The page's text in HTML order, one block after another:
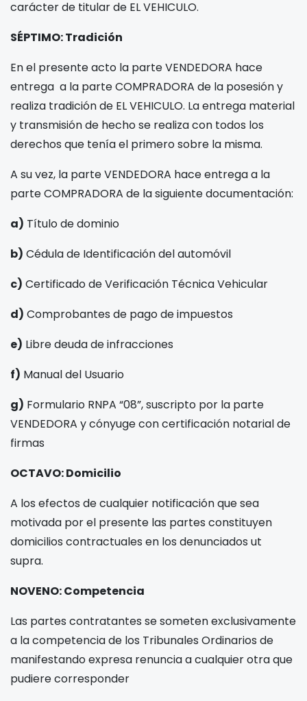
carácter de titular de EL VEHICULO.
SÉPTIMO: Tradición
En el presente acto la parte VENDEDORA hace
entrega a la parte COMPRADORA de la posesión y
realiza tradición de EL VEHICULO. La entrega material
y transmisión de hecho se realiza con todos los
derechos que tenía el primero sobre la misma.
A su vez, la parte VENDEDORA hace entrega a la
parte COMPRADORA de la siguiente documentación:
a) Título de dominio
b) Cédula de Identificación del automóvil
c) Certificado de Verificación Técnica Vehicular
d) Comprobantes de pago de impuestos
e) Libre deuda de infracciones
f) Manual del Usuario
g) Formulario RNPA “08”, suscripto por la parte
VENDEDORA y cónyuge con certificación notarial de
firmas
OCTAVO: Domicilio
A los efectos de cualquier notificación que sea
motivada por el presente las partes constituyen
domicilios contractuales en los denunciados ut
supra.
NOVENO: Competencia
Las partes contratantes se someten exclusivamente
a la competencia de los Tribunales Ordinarios de
manifestando expresa renuncia a cualquier otra que
pudiere corresponder